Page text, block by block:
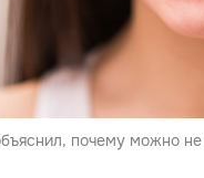
почему можно не